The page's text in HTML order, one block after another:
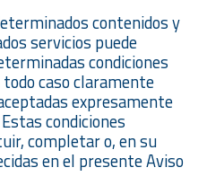
contenidos y
servicios puede
condiciones
caso claramente
expresamente
condiciones
completar o, en su
en el presente Aviso